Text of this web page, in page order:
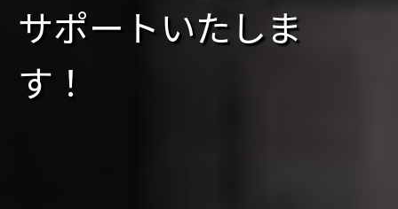
サポートいたしま
す！